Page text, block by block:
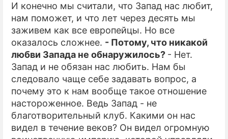
И конечно мы считали, что Запад нас любит,
нам поможет, и что лет через десять мы
заживем как все европейцы. Но все
оказалось сложнее. - Потому, что никакой
любви Запада не обнаружилось? - Нет.
Запад и не обязан нас любить. Нам бы
следовало чаще себе задавать вопрос, а
почему это к нам вообще такое отношение
настороженное. Ведь Запад - не
благотворительный клуб. Какими он нас
видел в течение веков? Он видел огромную